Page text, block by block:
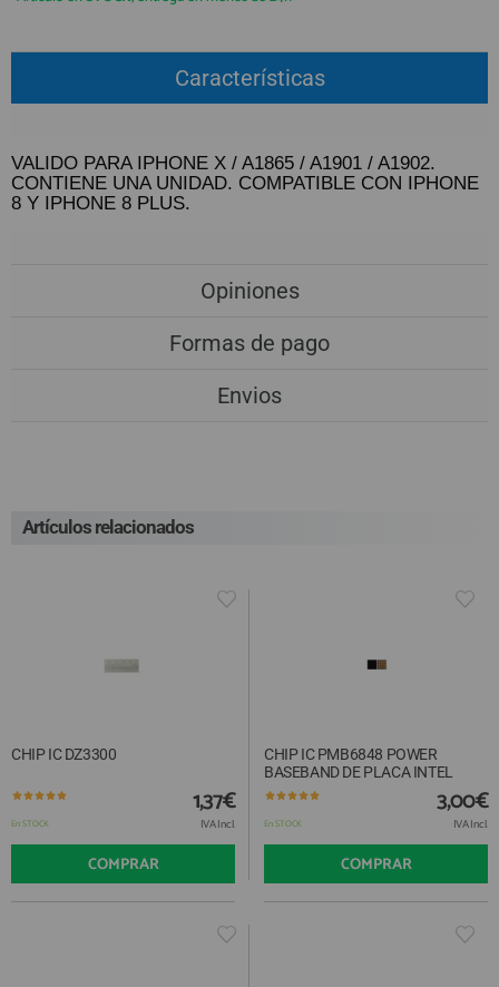
HORARIO de TIENDA:
Lunes a Viernes 09:30h a 20:00h
REGISTRO PROFESIONAL
Características
VALIDO PARA IPHONE X / A1865 / A1901 / A1902.
CONTIENE UNA UNIDAD. COMPATIBLE CON IPHONE
8 Y IPHONE 8 PLUS.
Opiniones
Formas de pago
Envios
Artículos relacionados
CHIP IC DZ3300
En STOCK
1,37€
IVA Incl.
COMPRAR
CHIP IC PMB6848 POWER
BASEBAND DE PLACA INTEL
En STOCK
3,00€
IVA Incl.
COMPRAR